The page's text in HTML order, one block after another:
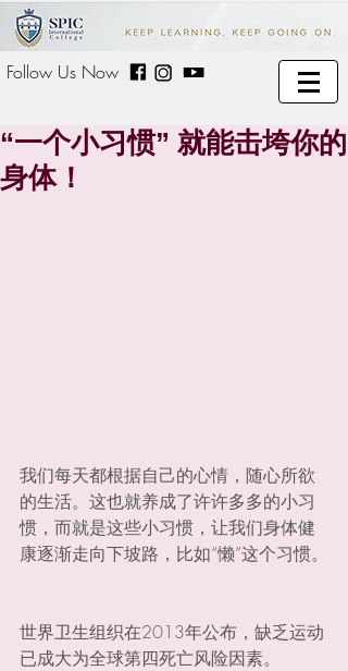
Follow Us Now
“一个小习惯” 就能击垮你的
身体！
我们每天都根据自己的心情，随心所欲
的生活。这也就养成了许许多多的小习
惯，而就是这些小习惯，让我们身体健
康逐渐走向下坡路，比如“懒”这个习惯。
世界卫生组织在2013年公布，缺乏运动
已成大为全球第四死亡风险因素。